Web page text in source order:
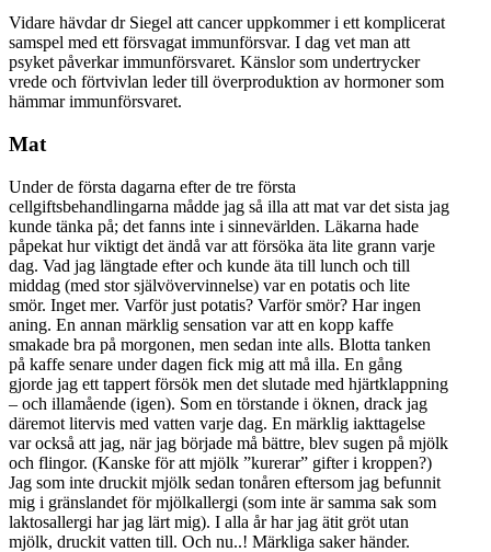
Vidare hävdar dr Siegel att cancer uppkommer i ett komplicerat
samspel med ett försvagat immunförsvar. I dag vet man att
psyket påverkar immunförsvaret. Känslor som undertrycker
vrede och förtvivlan leder till överproduktion av hormoner som
hämmar immunförsvaret.
Mat
Under de första dagarna efter de tre första
cellgiftsbehandlingarna mådde jag så illa att mat var det sista jag
kunde tänka på; det fanns inte i sinnevärlden. Läkarna hade
påpekat hur viktigt det ändå var att försöka äta lite grann varje
dag. Vad jag längtade efter och kunde äta till lunch och till
middag (med stor självövervinnelse) var en potatis och lite
smör. Inget mer. Varför just potatis? Varför smör? Har ingen
aning. En annan märklig sensation var att en kopp kaffe
smakade bra på morgonen, men sedan inte alls. Blotta tanken
på kaffe senare under dagen fick mig att må illa. En gång
gjorde jag ett tappert försök men det slutade med hjärtklappning
– och illamående (igen). Som en törstande i öknen, drack jag
däremot litervis med vatten varje dag. En märklig iakttagelse
var också att jag, när jag började må bättre, blev sugen på mjölk
och flingor. (Kanske för att mjölk ”kurerar” gifter i kroppen?)
Jag som inte druckit mjölk sedan tonåren eftersom jag befunnit
mig i gränslandet för mjölkallergi (som inte är samma sak som
laktosallergi har jag lärt mig). I alla år har jag ätit gröt utan
mjölk, druckit vatten till. Och nu..! Märkliga saker händer.